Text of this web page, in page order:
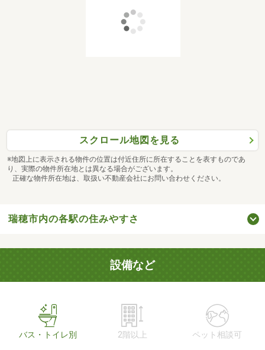
スクロール地図を見る
※地図上に表示される物件の位置は付近住所に所在することを表すものであ
り、実際の物件所在地とは異なる場合がございます。
正確な物件所在地は、取扱い不動産会社にお問い合わせください。
瑞穂市内の各駅の住みやすさ
設備など
バス・トイレ別 2階以上 ペット相談可